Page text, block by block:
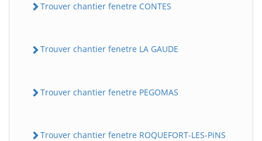
Trouver chantier fenetre CONTES
Trouver chantier fenetre LA GAUDE
Trouver chantier fenetre PEGOMAS
Trouver chantier fenetre ROQUEFORT-LES-PiNS